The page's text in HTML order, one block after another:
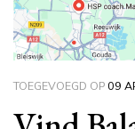
TOEGEVOEGD OP09